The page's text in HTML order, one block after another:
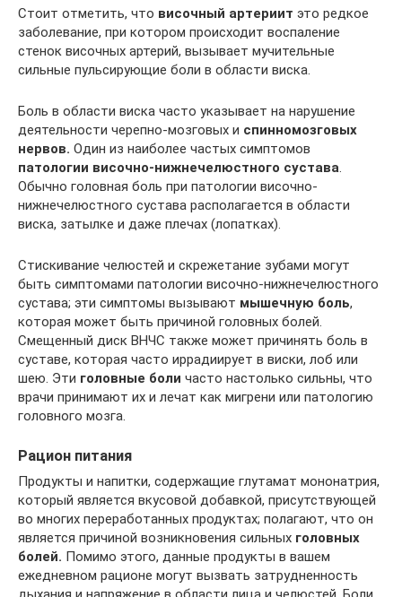
Стоит отметить, что височный артериит это редкое
заболевание, при котором происходит воспаление
стенок височных артерий, вызывает мучительные
сильные пульсирующие боли в области виска.
Боль в области виска часто указывает на нарушение
деятельности черепно-мозговых и спинномозговых
нервов. Один из наиболее частых симптомов
патологии височно-нижнечелюстного сустава.
Обычно головная боль при патологии височно-
нижнечелюстного сустава располагается в области
виска, затылке и даже плечах (лопатках).
Стискивание челюстей и скрежетание зубами могут
быть симптомами патологии височно-нижнечелюстного
сустава; эти симптомы вызывают мышечную боль,
которая может быть причиной головных болей.
Смещенный диск ВНЧС также может причинять боль в
суставе, которая часто иррадиирует в виски, лоб или
шею. Эти головные боли часто настолько сильны, что
врачи принимают их и лечат как мигрени или патологию
головного мозга.
Рацион питания
Продукты и напитки, содержащие глутамат мононатрия,
который является вкусовой добавкой, присутствующей
во многих переработанных продуктах; полагают, что он
является причиной возникновения сильных головных
болей. Помимо этого, данные продукты в вашем
ежедневном рационе могут вызвать затрудненность